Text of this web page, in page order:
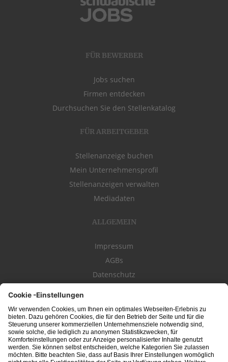
FÜR BEWERBER
Jobs suchen
Firmen entdecken
Durchsuchen Sie den Stellenkatalog
FÜR ARBEITGEBER
Stellenanzeige buchen
Mein Unternehmensprofil
Stellenanzeigen verwalten
Mediadaten
ALLGEMEIN
Impressum
AGBs
Datenschutz
schwäbischeJOBS - die Stellenbörse für die RegionBodensee, Schwaben,